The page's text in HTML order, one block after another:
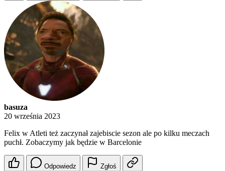
basuza
20 września 2023
Felix w Atleti też zaczynał zajebiscie sezon ale po kilku meczach
puchł. Zobaczymy jak będzie w Barcelonie
Odpowiedz Zgłoś